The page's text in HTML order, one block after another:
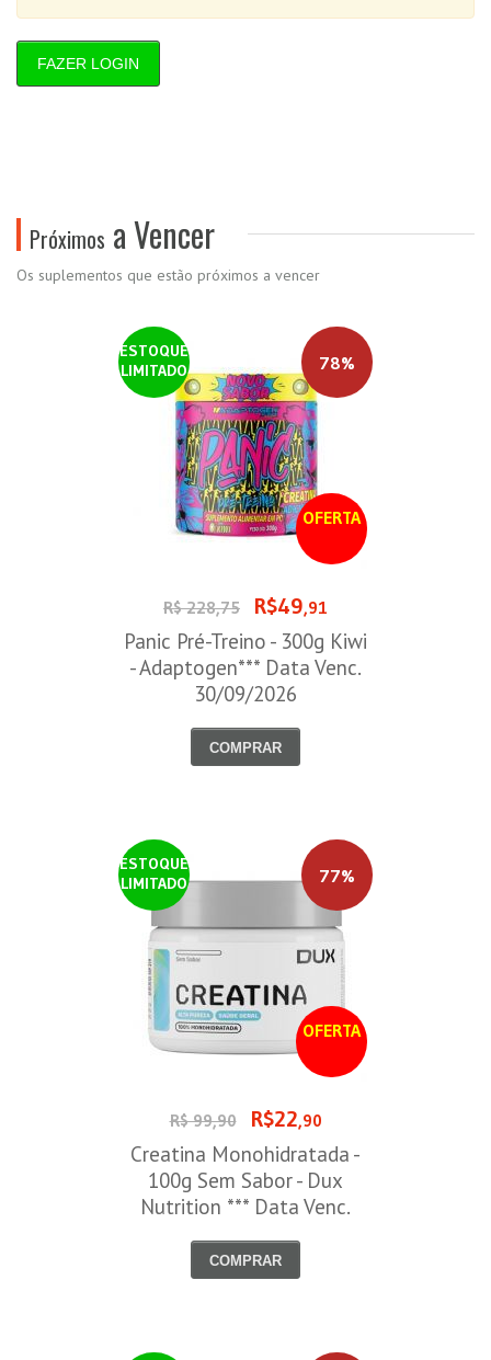
FAZER LOGIN
Próximos a Vencer
Os suplementos que estão próximos a vencer
ESTOQUE
LIMITADO
OFERTA
78%
R$ 228,75 R$49,91
Panic Pré-Treino - 300g Kiwi
- Adaptogen*** Data Venc.
30/09/2026
COMPRAR
ESTOQUE
LIMITADO
OFERTA
77%
R$ 99,90 R$22,90
Creatina Monohidratada -
100g Sem Sabor - Dux
Nutrition *** Data Venc.
COMPRAR